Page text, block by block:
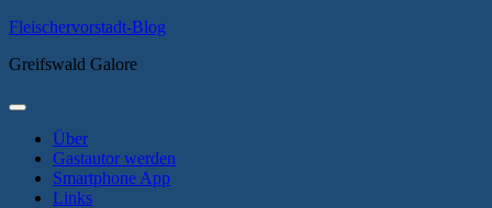
Zum
springen
Fleischervorstadt-Blog
Greifswald Galore
Primäres
Über
Gastautor werden
Smartphone App
Links